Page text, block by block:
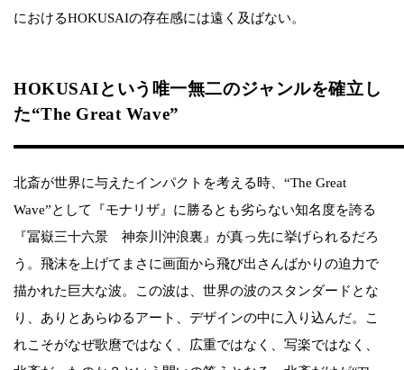
におけるHOKUSAIの存在感には遠く及ばない。
HOKUSAIという唯一無二のジャンルを確立し
た“The Great Wave”
北斎が世界に与えたインパクトを考える時、“The Great
Wave”として『モナリザ』に勝るとも劣らない知名度を誇る
『冨嶽三十六景 神奈川沖浪裏』が真っ先に挙げられるだろ
う。飛沫を上げてまさに画面から飛び出さんばかりの迫力で
描かれた巨大な波。この波は、世界の波のスタンダードとな
り、ありとあらゆるアート、デザインの中に入り込んだ。こ
れこそがなぜ歌麿ではなく、広重ではなく、写楽ではなく、